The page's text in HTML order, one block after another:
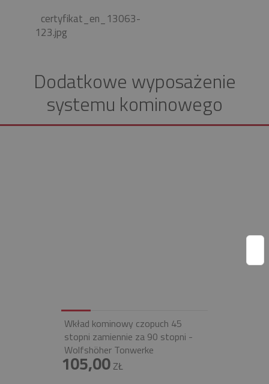
certyfikat_en_13063-
123.jpg
Dodatkowe wyposażenie
systemu kominowego
Wkład kominowy czopuch 45
stopni zamiennie za 90 stopni -
Wolfshöher Tonwerke
105,00ZŁ